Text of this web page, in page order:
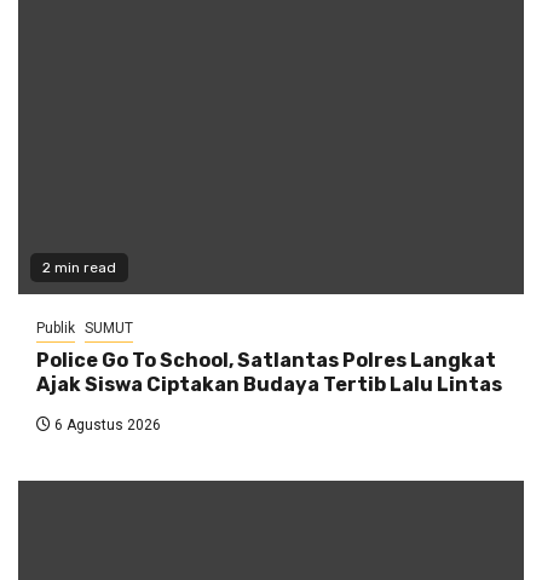
2 min read
Publik SUMUT
Police Go To School, Satlantas Polres Langkat
Ajak Siswa Ciptakan Budaya Tertib Lalu Lintas
6 Agustus 2026